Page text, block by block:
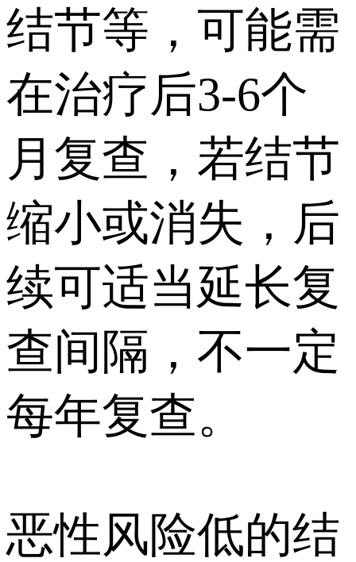
结节等，可能需
在治疗后3-6个
月复查，若结节
缩小或消失，后
续可适当延长复
查间隔，不一定
每年复查。
恶性风险低的结